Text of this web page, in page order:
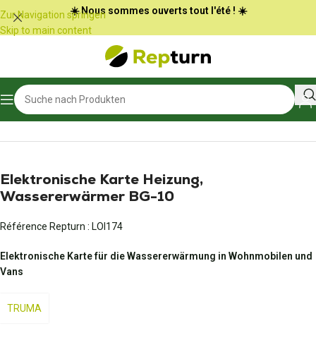
Cookie-Einstellungen
Zur Navigation springen
Skip to main content
☀️ Nous sommes ouverts tout l'été ! ☀️
Start/Wohnmobile und Vans
Elektronische Karte Heizung,
Wassererwärmer BG-10
Référence Repturn : LOI174
Elektronische Karte für die Wassererwärmung in Wohnmobilen und
Vans
TRUMA